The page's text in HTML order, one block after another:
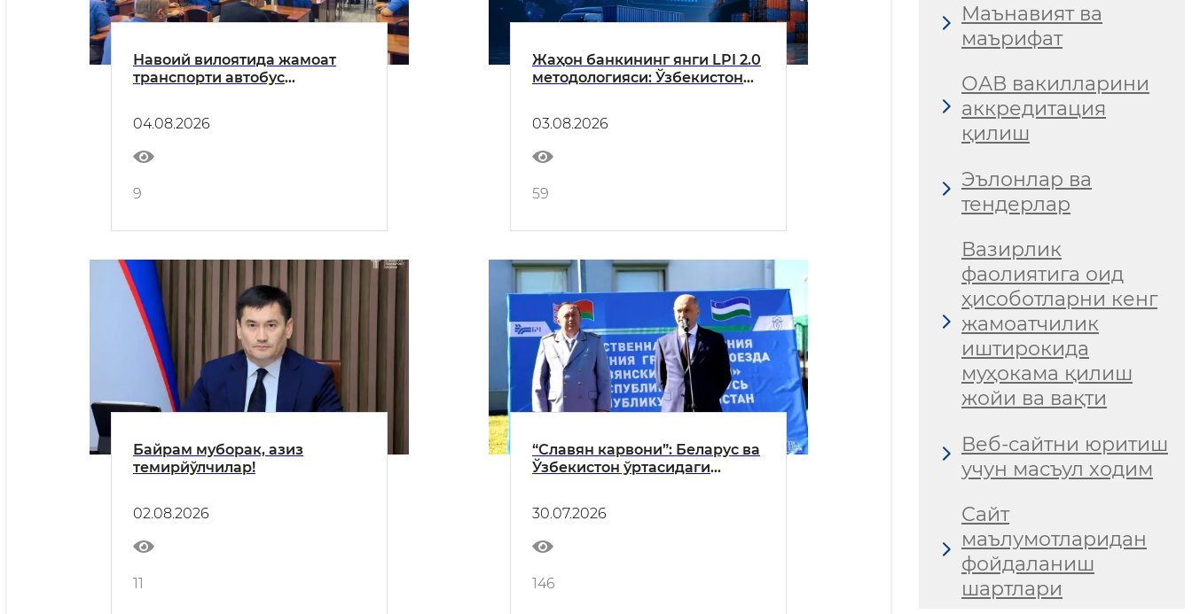
Навоий вилоятида жамоат
транспорти автобус
бошланди
04.08.2026
9
Жаҳон банкининг янги LPI 2.0
методологияси: Ўзбекистон
03.08.2026
59
Байрам муборак, азиз
темирйўлчилар!
02.08.2026
11
“Славян карвони”: Беларус ва
Ўзбекистон ўртасидаги
30.07.2026
146
Маънавият ва
маърифат
ОАВ вакилларини
аккредитация
қилиш
Эълонлар ва
тендерлар
Вазирлик
фаолиятига оид
ҳисоботларни кенг
жамоатчилик
иштирокида
муҳокама қилиш
жойи ва вақти
Веб-сайтни юритиш
учун масъул ходим
Сайт
маълумотларидан
фойдаланиш
шартлари